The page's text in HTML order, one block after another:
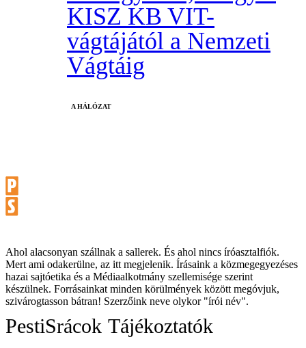
KISZ KB VIT-
vágtájától a Nemzeti
Vágtáig
A HÁLÓZAT
Ahol alacsonyan szállnak a sallerek. És ahol nincs íróasztalfiók.
Mert ami odakerülne, az itt megjelenik. Írásaink a közmegegyezéses
hazai sajtóetika és a Médiaalkotmány szellemisége szerint
készülnek. Forrásainkat minden körülmények között megóvjuk,
szivárogtasson bátran! Szerzőink neve olykor "írói név".
PestiSrácok Tájékoztatók